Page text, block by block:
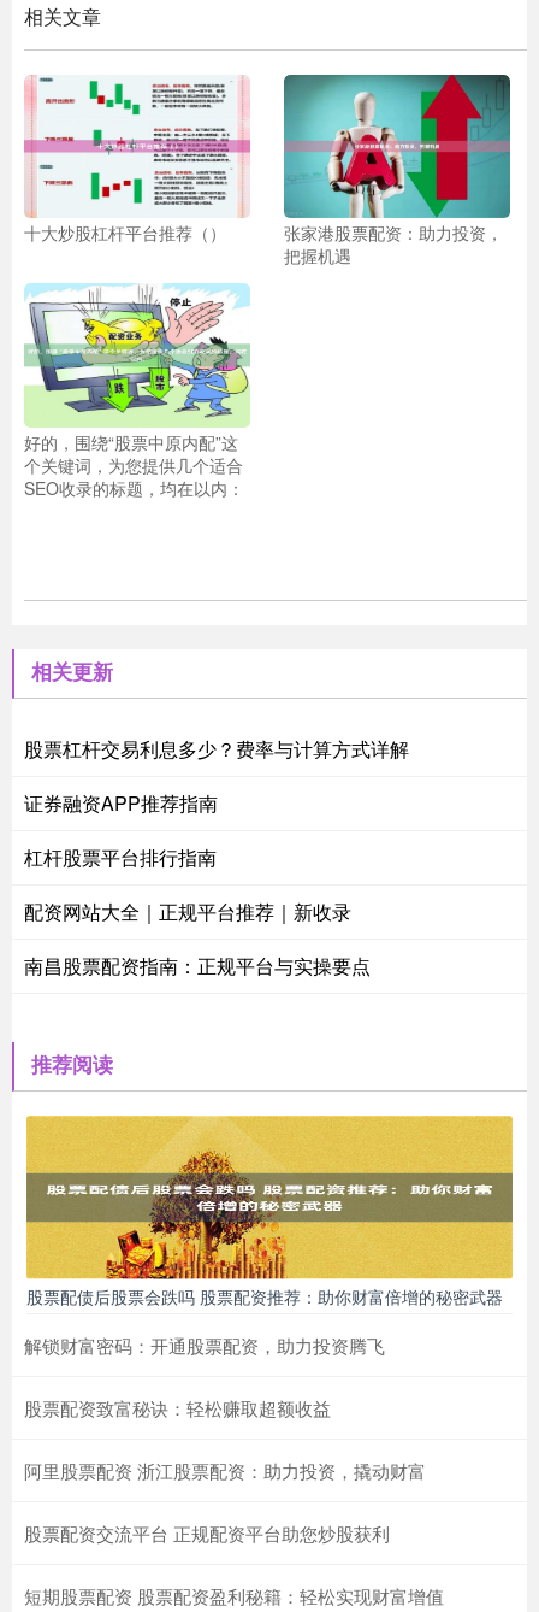
相关文章
十大炒股杠杆平台推荐（）
张家港股票配资：助力投资，
把握机遇
好的，围绕“股票中原内配”这
个关键词，为您提供几个适合
SEO收录的标题，均在以内：
相关更新
股票杠杆交易利息多少？费率与计算方式详解
证券融资APP推荐指南
杠杆股票平台排行指南
配资网站大全｜正规平台推荐｜新收录
南昌股票配资指南：正规平台与实操要点
推荐阅读
股票配债后股票会跌吗 股票配资推荐：助你财富倍增的秘密武器
解锁财富密码：开通股票配资，助力投资腾飞
股票配资致富秘诀：轻松赚取超额收益
阿里股票配资 浙江股票配资：助力投资，撬动财富
股票配资交流平台 正规配资平台助您炒股获利
短期股票配资 股票配资盈利秘籍：轻松实现财富增值